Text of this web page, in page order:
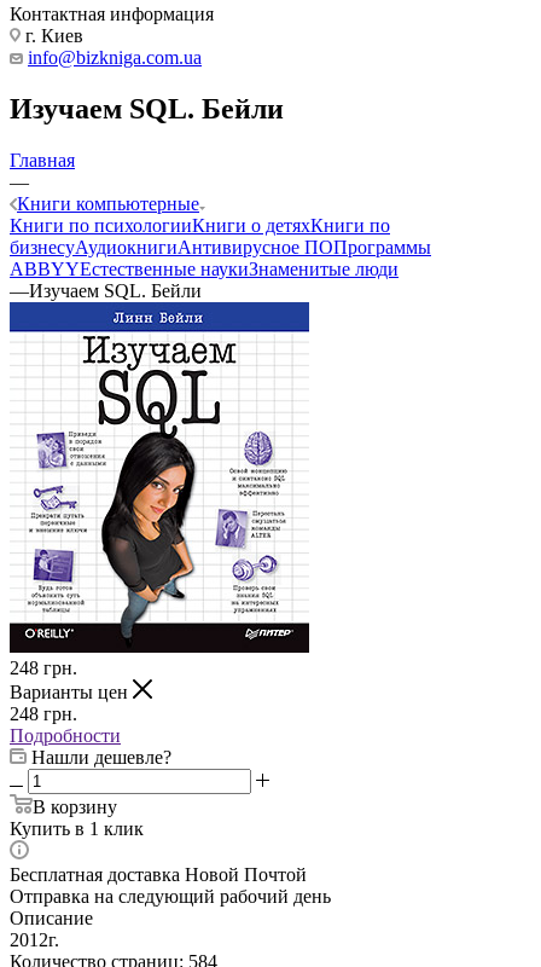
Контактная информация
г. Киев
info@bizkniga.com.ua
Изучаем SQL. Бейли
Главная
—
Книги компьютерные
Книги по психологииКниги о детяхКниги по
бизнесуАудиокнигиАнтивирусное ПОПрограммы
ABBYYЕстественные наукиЗнаменитые люди
—Изучаем SQL. Бейли
248 грн.
Варианты цен
248 грн.
Подробности
Нашли дешевле?
В корзину
Купить в 1 клик
Бесплатная доставка Новой Почтой
Отправка на следующий рабочий день
Описание
2012г.
Количество страниц: 584